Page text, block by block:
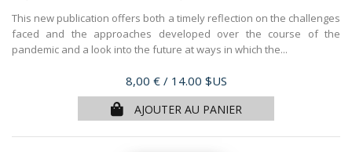
This new publication offers both a timely reflection on the challenges
faced and the approaches developed over the course of the
pandemic and a look into the future at ways in which the...
Prix
8,00 € / 14.00 $US
AJOUTER AU PANIER